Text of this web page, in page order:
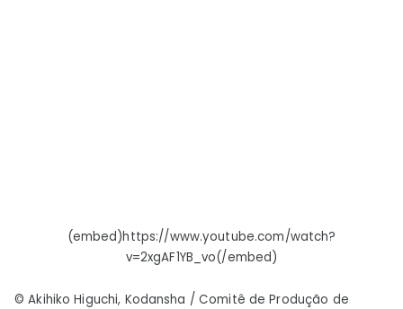
(embed)https://www.youtube.com/watch?
v=2xgAF1YB_vo(/embed)
© Akihiko Higuchi, Kodansha / Comitê de Produção de